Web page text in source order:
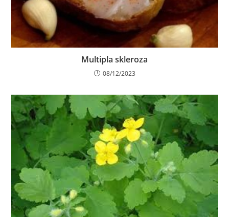
Multipla skleroza
08/12/2023